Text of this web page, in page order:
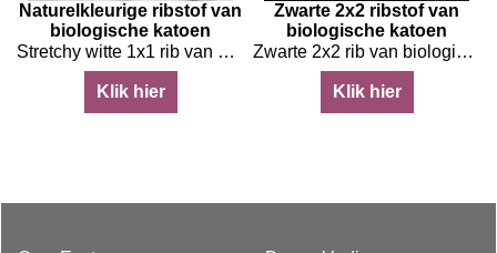
Naturelkleurige ribstof van
biologische katoen
Stretchy witte 1x1 rib van biologische katoen
Klik hier
Zwarte 2x2 ribstof van
biologische katoen
Zwarte 2x2 rib van biologische katoen
Klik hier